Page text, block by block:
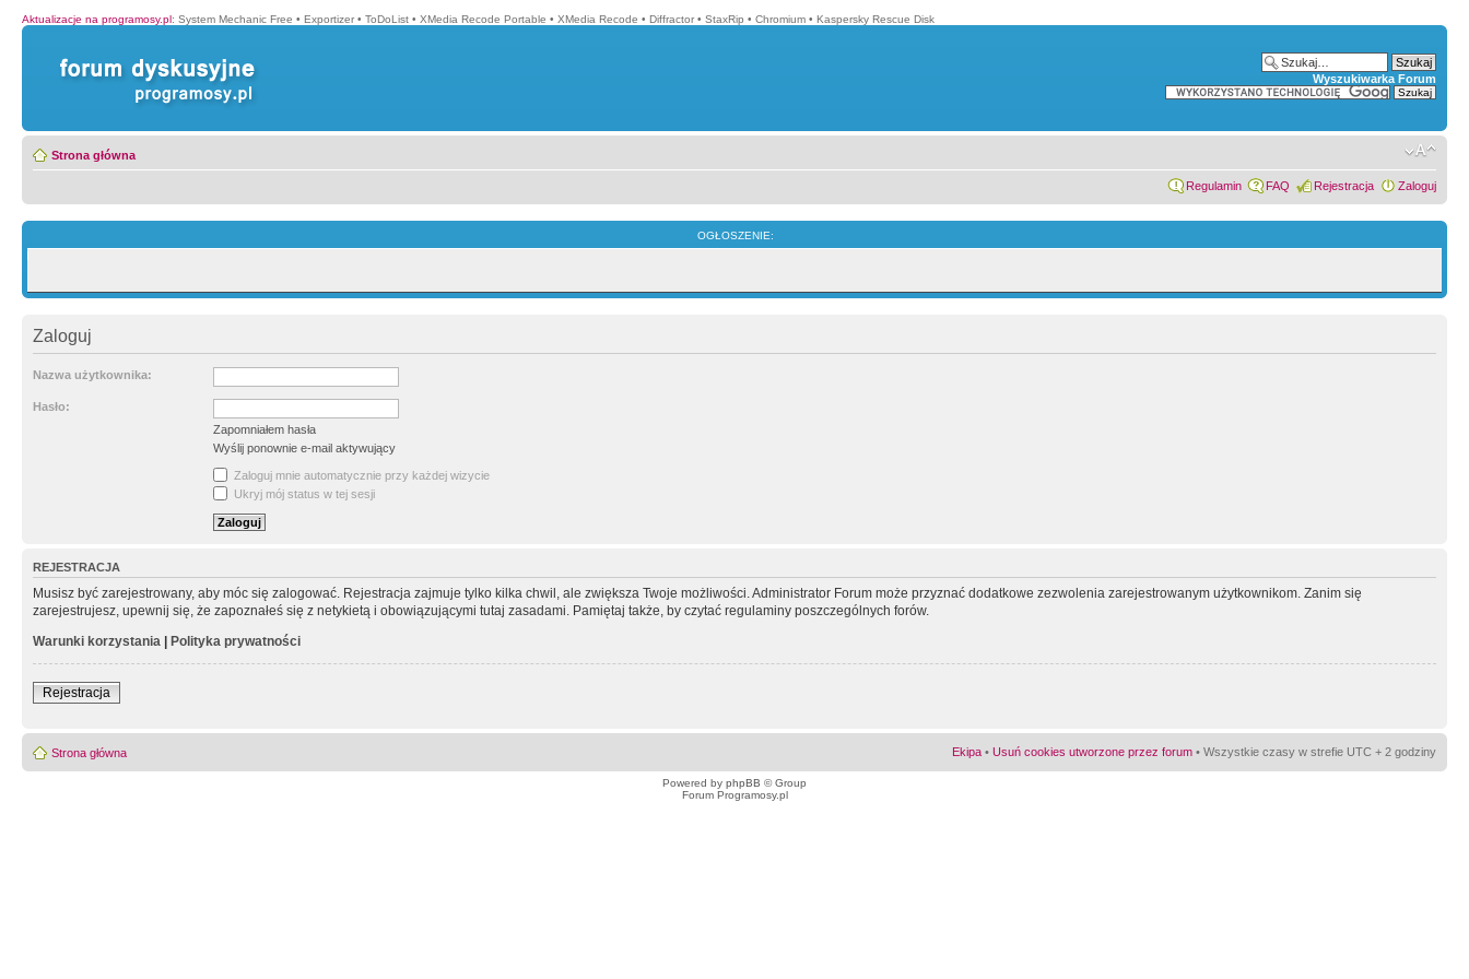
Aktualizacje na programosy.pl: System Mechanic Free • Exportizer • ToDoList • XMedia Recode Portable • XMedia Recode • Diffractor • StaxRip • Chromium • Kaspersky Rescue Disk
Wyszukiwarka Forum
Strona główna
Regulamin FAQ Rejestracja Zaloguj
OGŁOSZENIE:
Zaloguj
Nazwa użytkownika:
Hasło:
Zapomniałem hasła
Wyślij ponownie e-mail aktywujący
Zaloguj mnie automatycznie przy każdej wizycie
Ukryj mój status w tej sesji
REJESTRACJA
Musisz być zarejestrowany, aby móc się zalogować. Rejestracja zajmuje tylko kilka chwil, ale zwiększa Twoje możliwości. Administrator Forum może przyznać dodatkowe zezwolenia zarejestrowanym użytkownikom. Zanim się
zarejestrujesz, upewnij się, że zapoznałeś się z netykietą i obowiązującymi tutaj zasadami. Pamiętaj także, by czytać regulaminy poszczególnych forów.
Warunki korzystania | Polityka prywatności
Rejestracja
Strona główna Ekipa • Usuń cookies utworzone przez forum • Wszystkie czasy w strefie UTC + 2 godziny
Powered by phpBB © Group
Forum Programosy.pl